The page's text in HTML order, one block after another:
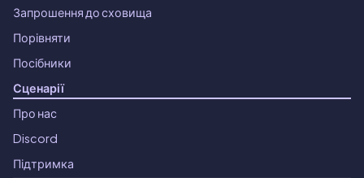
Запрошення до сховища
Порівняти
Посібники
Сценарії
Про нас
Discord
Підтримка